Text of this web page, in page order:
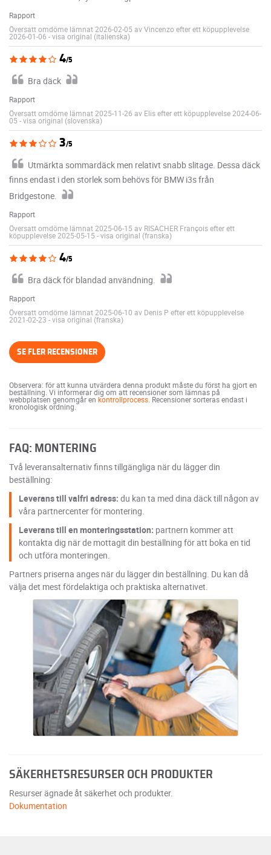
Rapport
Översatt omdöme lämnat 2026-02-05 av Vincenzo efter ett köpupplevelse
2026-01-06 -visa original (italienska)
4/5
Bra däck
Rapport
Översatt omdöme lämnat 2025-11-26 av Elis efter ett köpupplevelse 2024-06-
05 -visa original (slovenska)
3/5
Utmärkta sommardäck men relativt snabb slitage. Dessa däck
finns endast i den storlek som behövs för BMW i3s från
Bridgestone.
Rapport
Översatt omdöme lämnat 2025-06-15 av RISACHER François efter ett
köpupplevelse 2025-05-15 -visa original (franska)
4/5
Bra däck för blandad användning.
Rapport
Översatt omdöme lämnat 2025-06-10 av Denis P efter ett köpupplevelse
2021-02-23 -visa original (franska)
SE FLER RECENSIONER
Observera: för att kunna utvärdera denna produkt måste du först ha gjort en
beställning. Vi informerar dig om att recensioner som lämnas på
webbplatsen genomgår en kontrollprocess . Recensioner sorteras endast i
kronologisk ordning.
FAQ: MONTERING
Två leveransalternativ finns tillgängliga när du lägger din
beställning:
Leverans till valfri adress: du kan ta med dina däck till någon av
våra partnercenter för montering.
Leverans till en monteringsstation: partnern kommer att
kontakta dig när de mottagit din beställning för att boka en tid
och utföra monteringen.
Partners priserna anges när du lägger din beställning. Du kan då
välja det mest fördelaktiga och praktiska alternativet.
SÄKERHETSRESURSER OCH PRODUKTER
Resurser ägnade åt säkerhet och produkter.
Dokumentation